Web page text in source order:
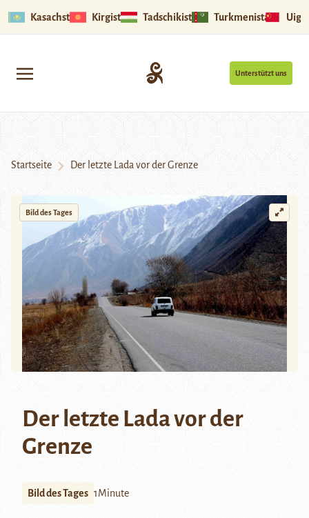
Kasachstan Kirgistan Tadschikistan Turkmenistan
Unterstützt uns
Startseite Der letzte Lada vor der Grenze
Bild des Tages
Der letzte Lada vor der
Grenze
Bild des Tages 1Minute